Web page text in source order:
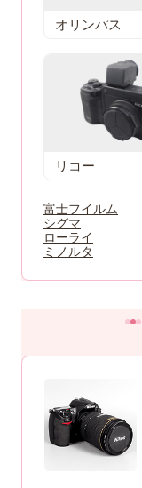
オリンパス
リコー
富士フイルム
シグマ
ローライ
ミノルタ